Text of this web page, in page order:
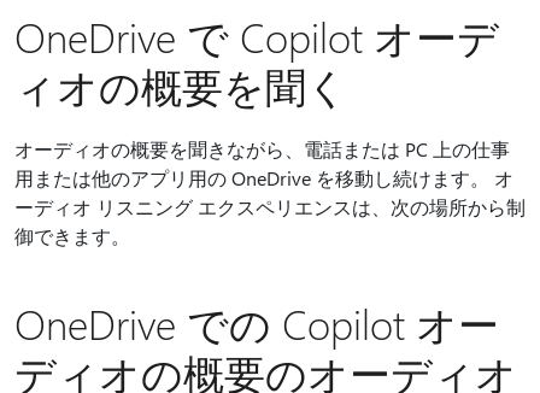
OneDrive で Copilot オーデ
ィオの概要を聞く
オーディオの概要を聞きながら、電話または PC 上の仕事
用または他のアプリ用の OneDrive を移動し続けます。 オ
ーディオ リスニング エクスペリエンスは、次の場所から制
御できます。
OneDrive での Copilot オー
ディオの概要のオーディオ